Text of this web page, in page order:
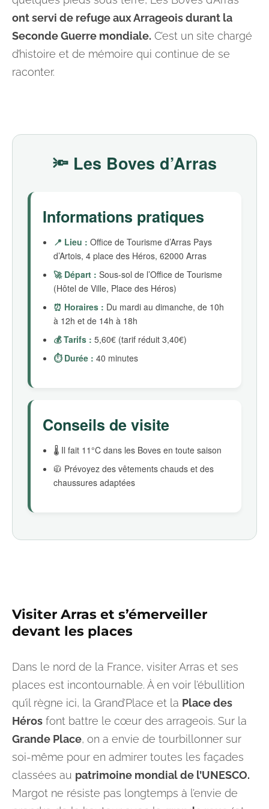
ont servi de refuge aux Arrageois durant la
Seconde Guerre mondiale. C’est un site chargé
d’histoire et de mémoire qui continue de se
raconter.
🔦 Les Boves d’Arras
Informations pratiques
📍 Lieu : Office de Tourisme d’Arras Pays
d’Artois, 4 place des Héros, 62000 Arras
🚀 Départ : Sous-sol de l’Office de Tourisme
(Hôtel de Ville, Place des Héros)
⏰ Horaires : Du mardi au dimanche, de 10h
à 12h et de 14h à 18h
💰 Tarifs : 5,60€ (tarif réduit 3,40€)
⏱️ Durée : 40 minutes
Conseils de visite
🌡️ Il fait 11°C dans les Boves en toute saison
🧥 Prévoyez des vêtements chauds et des
chaussures adaptées
Visiter Arras et s’émerveiller
devant les places
Dans le nord de la France, visiter Arras et ses
places est incontournable. À en voir l’ébullition
qu’il règne ici, la Grand’Place et la Place des
Héros font battre le cœur des arrageois. Sur la
Grande Place, on a envie de tourbillonner sur
soi-même pour en admirer toutes les façades
classées au patrimoine mondial de l’UNESCO.
Margot ne résiste pas longtemps à l’envie de